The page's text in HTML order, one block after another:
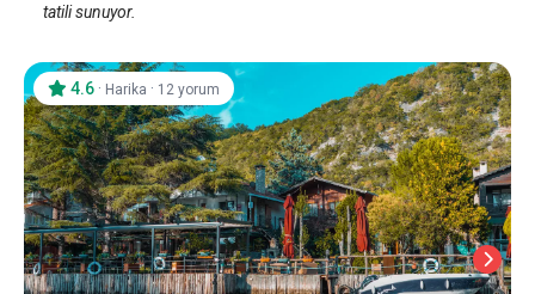
tatili sunuyor.
4.6 · Harika · 12 yorum